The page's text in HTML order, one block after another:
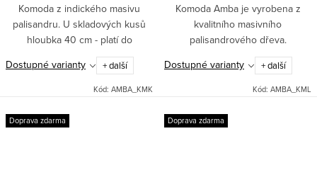
Komoda z indického masivu
palisandru. U skladových kusů
hloubka 40 cm - platí do
vyprodání.
Dostupné varianty + další
Kód: AMBA_KMK
Komoda Amba je vyrobena z
kvalitního masivního
palisandrového dřeva.
Dostupné varianty
+ další
Kód: AMBA_KML
Doprava zdarma Doprava zdarma